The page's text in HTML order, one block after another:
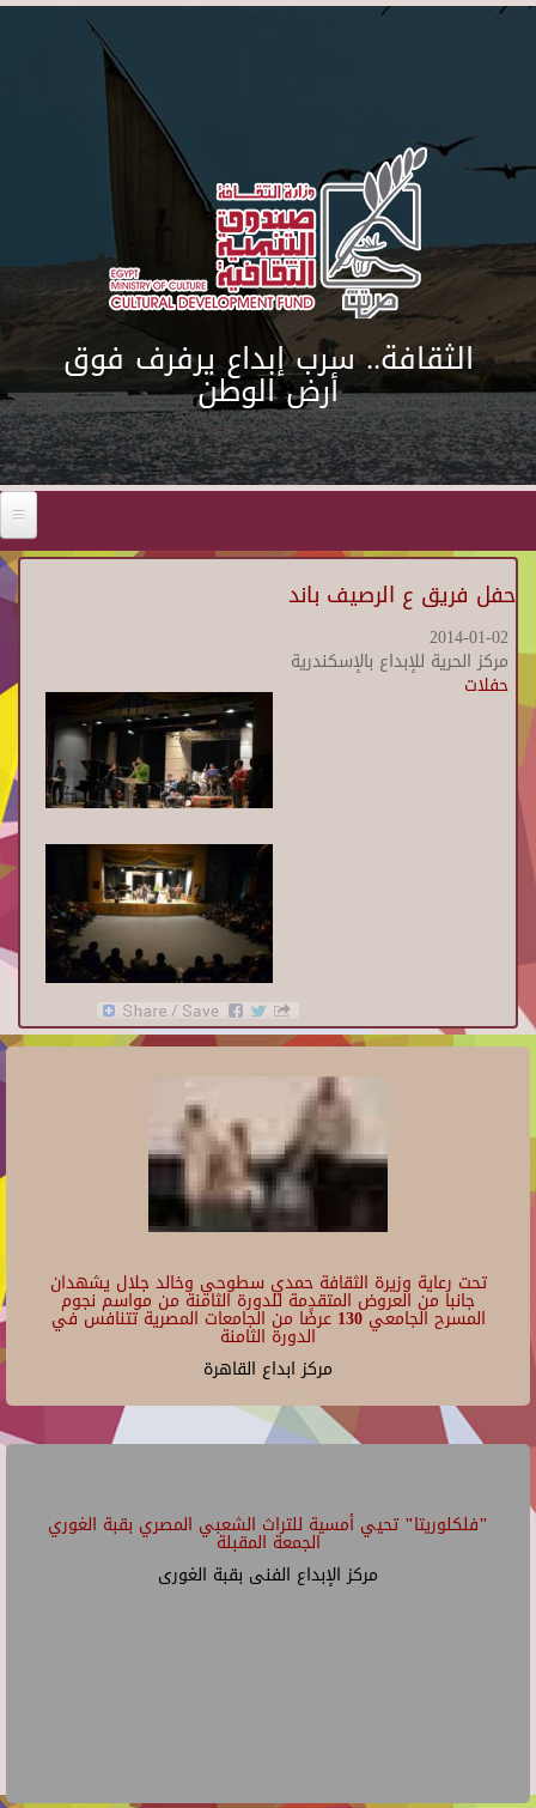
Skip to main content
الثقافة.. سرب إبداع يرفرف فوق
أرض الوطن
حفل فريق ع الرصيف باند
2014-01-02
مركز الحرية للإبداع بالإسكندرية
حفلات
تحت رعاية وزيرة الثقافة حمدي سطوحي وخالد جلال يشهدان
جانبا من العروض المتقدمة للدورة الثامنة من مواسم نجوم
المسرح الجامعي 130 عرضًا من الجامعات المصرية تتنافس في
الدورة الثامنة
مركز ابداع القاهرة
"فلكلوريتا" تحيي أمسية للتراث الشعبي المصري بقبة الغوري
الجمعة المقبلة
مركز الإبداع الفنى بقبة الغورى